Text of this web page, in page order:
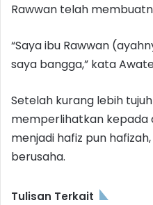
Rawwan telah
“Saya ibu Rawwan
saya bangga,” kata
Setelah kurang lebih
memperlihatkan kepada
menjadi hafiz pun
berusaha.
Tulisan Terkait